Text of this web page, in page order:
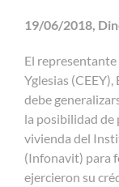
19/06/2018,
El
Yglesias
debe
la posibilidad de
vivienda del
(Infonavit) para
ejercieron su